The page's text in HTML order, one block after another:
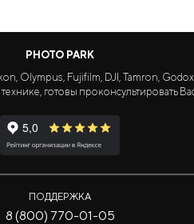
PHOTO PARK
Olympus, Fujifilm, DJI, Tamron,
готовы проконсультировать
ПОДДЕРЖКА
8 (800) 770-01-05